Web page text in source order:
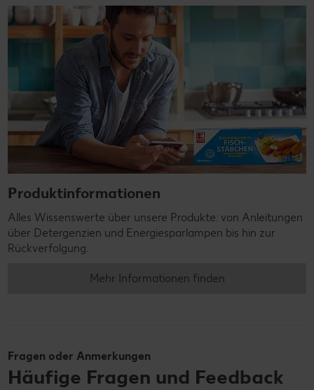
Produktinformationen
Alles Wissenswerte über unsere Produkte: von Anleitungen
über Detergenzien und Energiesparlampen bis hin zur
Rückverfolgung.
Mehr Informationen finden
Fragen oder Anmerkungen
Häufige Fragen und Feedback